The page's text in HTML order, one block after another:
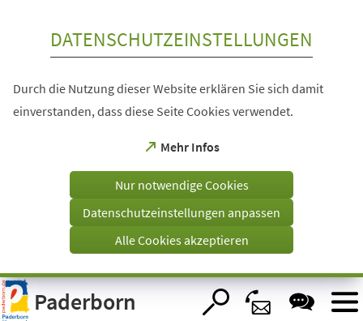
Visuelle
Assistenzsoftware
öffnen.
DATENSCHUTZEINSTELLUNGEN
Durch die Nutzung dieser Website erklären Sie sich damit
einverstanden, dass diese Seite Cookies verwendet.
Mehr Infos
(Öffnet
einem
Tab)
Nur notwendige Cookies
Datenschutzeinstellungen anpassen
Alle Cookies akzeptieren
Paderborn